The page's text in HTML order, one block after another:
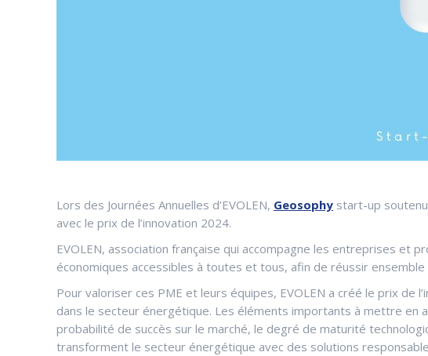
Lors des Journées Annuelles d’EVOLEN, Geosophy start-up
avec le prix de l’innovation 2024.
EVOLEN, association française qui accompagne les entreprises et
économiques accessibles à toutes et tous, afin de réussir
Pour valoriser ces PME et leurs équipes, EVOLEN a créé le prix de
dans le secteur énergétique. Les éléments importants à mettre en
probabilité de succès sur le marché, le degré de maturité
transforment le secteur énergétique avec des solutions